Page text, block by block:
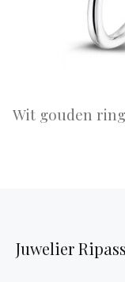
Wit gouden
Juwelier